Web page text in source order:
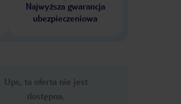
Najwyższa gwarancja
ubezpieczeniowa
Ups, ta oferta nie jest
dostępna.